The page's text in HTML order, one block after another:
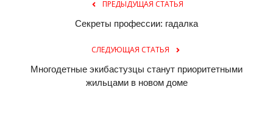
ПРЕДЫДУЩАЯ СТАТЬЯ
Секреты профессии: гадалка
СЛЕДУЮЩАЯ СТАТЬЯ
Многодетные экибастузцы станут приоритетными
жильцами в новом доме